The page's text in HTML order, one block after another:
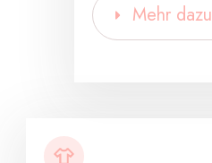
Mehr dazu